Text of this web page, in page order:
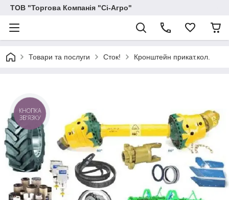
ТОВ "Торгова Компанія "Сі-Агро"
Товари та послуги Сток! Кронштейн прикат.кол.
КНОПКА
ЗВ'ЯЗКУ